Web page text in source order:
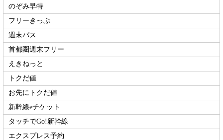
のぞみ早特
フリーきっぷ
週末パス
首都圏週末フリー
えきねっと
トクだ値
お先にトクだ値
新幹線eチケット
タッチでGo!新幹線
エクスプレス予約